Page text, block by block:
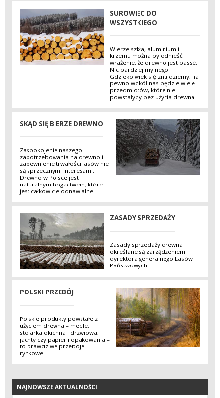
SUROWIEC DO
WSZYSTKIEGO
W erze szkła, aluminium i
krzemu można by odnieść
wrażenie, że drewno jest passé.
Nic bardziej mylnego!
Gdziekolwiek się znajdziemy, na
pewno wokół nas będzie wiele
przedmiotów, które nie
powstałyby bez użycia drewna.
SKĄD SIĘ BIERZE DREWNO
Zaspokojenie naszego
zapotrzebowania na drewno i
zapewnienie trwałości lasów nie
są sprzecznymi interesami.
Drewno w Polsce jest
naturalnym bogactwem, które
jest całkowicie odnawialne.
ZASADY SPRZEDAŻY
Zasady sprzedaży drewna
określane są zarządzeniem
dyrektora generalnego Lasów
Państwowych.
POLSKI PRZEBÓJ
Polskie produkty powstałe z
użyciem drewna – meble,
stolarka okienna i drzwiowa,
jachty czy papier i opakowania –
to prawdziwe przeboje
rynkowe.
NAJNOWSZE AKTUALNOŚCI
NAJNOWSZE AKTUALNOŚCI